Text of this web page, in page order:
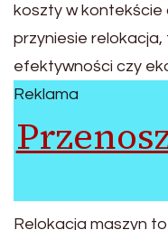
koszty w kontekście
przyniesie
efektywności czy
Reklama
Relokacja maszyn